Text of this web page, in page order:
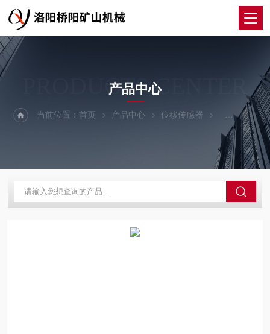
PRODUCTS CENTER
产品中心
当前位置：首页 产品中心 位移传感器 ZJ10-1型